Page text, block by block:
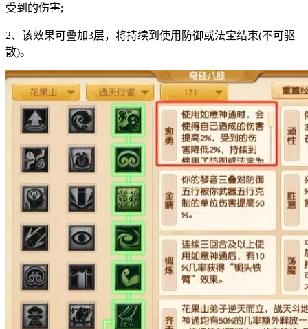
受到的伤害;
2、该效果可叠加3层，将持续到使用防御或法宝结束(不可驱
散)。